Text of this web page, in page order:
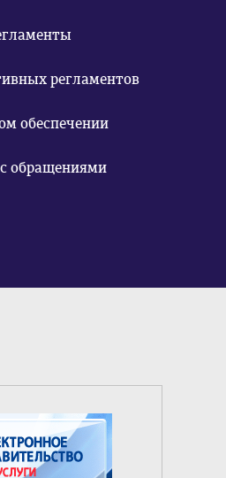
регламентов
обеспечении
обращениями